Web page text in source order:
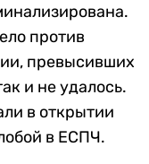
против
превысивших
и не удалось.
в открытии
в ЕСПЧ.